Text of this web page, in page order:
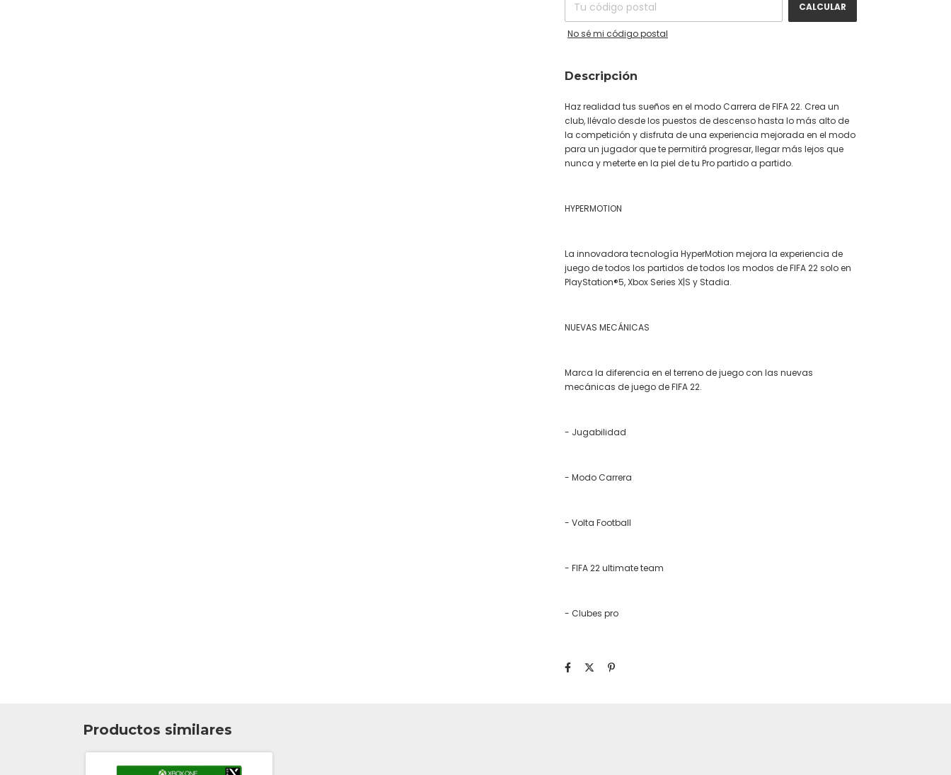
CALCULAR
No sé mi código postal
Descripción
Haz realidad tus sueños en el modo Carrera de FIFA 22. Crea un
club, llévalo desde los puestos de descenso hasta lo más alto de
la competición y disfruta de una experiencia mejorada en el modo
para un jugador que te permitirá progresar, llegar más lejos que
nunca y meterte en la piel de tu Pro partido a partido.
HYPERMOTION
La innovadora tecnología HyperMotion mejora la experiencia de
juego de todos los partidos de todos los modos de FIFA 22 solo en
PlayStation®5, Xbox Series X|S y Stadia.
NUEVAS MECÁNICAS
Marca la diferencia en el terreno de juego con las nuevas
mecánicas de juego de FIFA 22.
- Jugabilidad
- Modo Carrera
- Volta Football
- FIFA 22 ultimate team
- Clubes pro
Productos similares